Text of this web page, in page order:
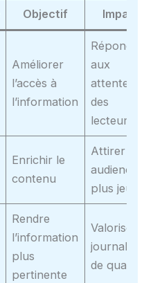
Objectif Impact
Améliorer
l’accès à
l’information
Répondre
aux
attentes
des
lecteurs
Enrichir le
contenu
Attirer
audience
plus
Rendre
l’information
plus
pertinente
Valoriser
de qualité